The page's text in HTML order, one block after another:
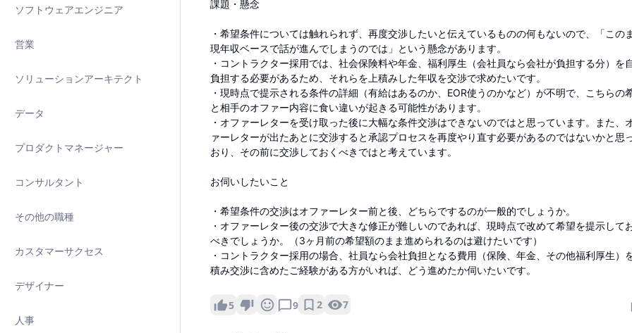
ソフトウェアエンジニア
営業
ソリューションアーキテクト
データ
プロダクトマネージャー
コンサルタント
その他の職種
カスタマーサクセス
デザイナー
人事
課題・懸念
・希望条件については触れられず、再度交渉したいと伝えているものの何もないので、「この
現年収ベースで話が進んでしまうのでは」という懸念があります。
・コントラクター採用では、社会保険料や年金、福利厚生（会社員なら会社が負担する分）を
負担する必要があるため、それらを上積みした年収を交渉で求めたいです。
・現時点で提示される条件の詳細（有給はあるのか、EOR使うのかなど）が不明で、こちらの
と相手のオファー内容に食い違いが起きる可能性があります。
・オファーレターを受け取った後に大幅な条件交渉はできないのではと思っています。また、
ァーレターが出たあとに交渉すると承認プロセスを再度やり直す必要があるのではないかと思
おり、その前に交渉しておくべきではと考えています。
お伺いしたいこと
・希望条件の交渉はオファーレター前と後、どちらでするのが一般的でしょうか。
・オファーレター後の交渉で大きな修正が難しいのであれば、現時点で改めて希望を提示して
べきでしょうか。（3ヶ月前の希望額のまま進められるのは避けたいです）
・コントラクター採用の場合、社員なら会社負担となる費用（保険、年金、その他福利厚生）
積み交渉に含めたご経験がある方がいれば、どう進めたか伺いたいです。
5 9 2 7